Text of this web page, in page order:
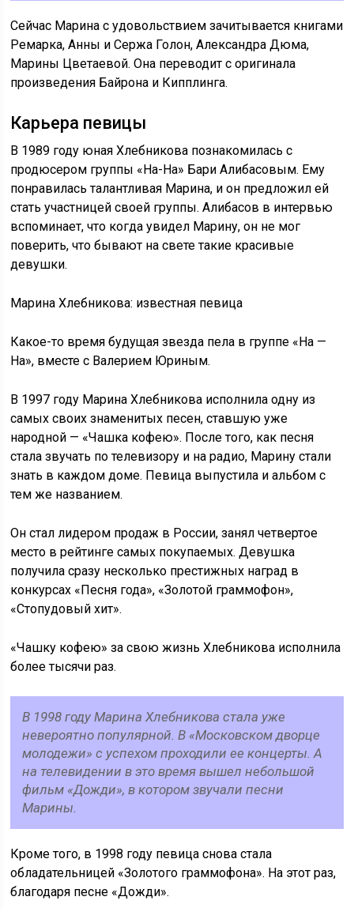
Сейчас Марина с удовольствием зачитывается книгами
Ремарка, Анны и Сержа Голон, Александра Дюма,
Марины Цветаевой. Она переводит с оригинала
произведения Байрона и Кипплинга.
Карьера певицы
В 1989 году юная Хлебникова познакомилась с
продюсером группы «На-На» Бари Алибасовым. Ему
понравилась талантливая Марина, и он предложил ей
стать участницей своей группы. Алибасов в интервью
вспоминает, что когда увидел Марину, он не мог
поверить, что бывают на свете такие красивые
девушки.
Марина Хлебникова: известная певица
Какое-то время будущая звезда пела в группе «На —
На», вместе с Валерием Юриным.
В 1997 году Марина Хлебникова исполнила одну из
самых своих знаменитых песен, ставшую уже
народной — «Чашка кофею». После того, как песня
стала звучать по телевизору и на радио, Марину стали
знать в каждом доме. Певица выпустила и альбом с
тем же названием.
Он стал лидером продаж в России, занял четвертое
место в рейтинге самых покупаемых. Девушка
получила сразу несколько престижных наград в
конкурсах «Песня года», «Золотой граммофон»,
«Стопудовый хит».
«Чашку кофею» за свою жизнь Хлебникова исполнила
более тысячи раз.
В 1998 году Марина Хлебникова стала уже
невероятно популярной. В «Московском дворце
молодежи» с успехом проходили ее концерты. А
на телевидении в это время вышел небольшой
фильм «Дожди», в котором звучали песни
Марины.
Кроме того, в 1998 году певица снова стала
обладательницей «Золотого граммофона». На этот раз,
благодаря песне «Дожди».